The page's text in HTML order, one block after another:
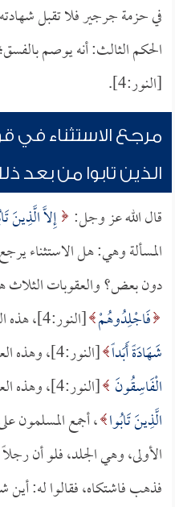
في حزمة جرجير فلا تقبل
الحكم الثالث: أنه يوصم بالفسق؛
[النور:4].
مرجع الاستثناء في
الذين تابوا من بعد
قال الله عز وجل: إِلاَّ الَّذِينَ
المسألة وهي: هل الاستثناء
دون بعض؟ والعقوبات
فَاجْلِدُوهُمْ [النور:4]، هذه العقوبة الأولى،
شَهَادَةً أَبَداً [النور:4]، وهذه العقوبة الثانية،
الْفَاسِقُونَ [النور:4]، وهذه العقوبة الثالثة، ثم قال سبحانه:
الَّذِينَ تَابُوا ، أجمع المسلمون
الأولى، وهي الجلد، فلو أن
فذهب فاشتكاه، فقالوا له: